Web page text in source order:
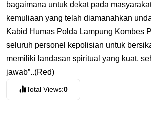
bagaimana untuk dekat pada
kemuliaan yang telah diamanahkan
Kabid Humas Polda Lampung Kombes
seluruh personel kepolisian untuk
memiliki landasan spiritual yang kuat,
jawab”..(Red)
Total Views:0